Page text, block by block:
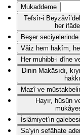
Mukaddeme
Tefsîr-i
her
Beşer
Vâiz hem hakîm,
Her muhibb-i dîne
Dinin Makāsıdı,
Mazî ve
Hayır, hüsün
İslâmiyet’in
Sa‘yin sefâhate